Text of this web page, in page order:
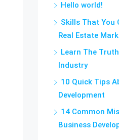
Hello world!
Skills That You
Real Estate
Learn The
Industry
10 Quick Tips
Development
14 Common
Business